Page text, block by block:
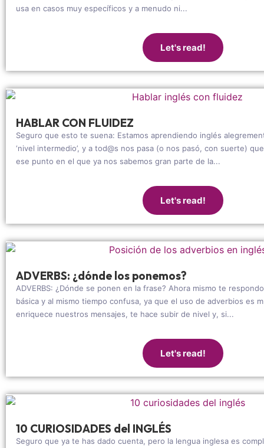
usa en casos muy específicos y a menudo ni...
Let's read!
HABLAR CON FLUIDEZ
Seguro que esto te suena: Estamos aprendiendo inglés
‘nivel intermedio’, y a tod@s nos pasa (o nos pasó, con suerte)
ese punto en el que ya nos sabemos gran parte de la...
Let's read!
ADVERBS: ¿dónde los ponemos?
ADVERBS: ¿Dónde se ponen en la frase? Ahora mismo te
básica y al mismo tiempo confusa, ya que el uso de adverbios es
enriquece nuestros mensajes, te hace subir de nivel y, si...
Let's read!
10 CURIOSIDADES del INGLÉS
Seguro que ya te has dado cuenta, pero la lengua inglesa es